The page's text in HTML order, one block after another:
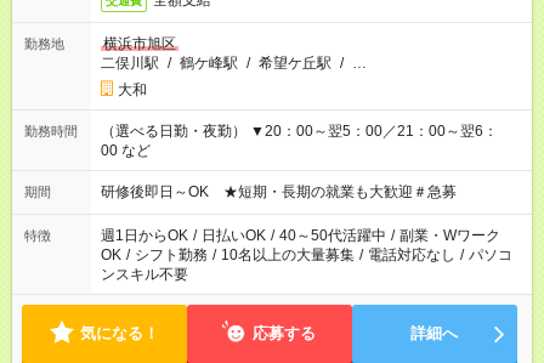
勤務地
横浜市旭区
二俣川駅 / 鶴ケ峰駅 / 希望ケ丘駅 / …
大和
勤務時間
（選べる日勤・夜勤） ▼20：00～翌5：00／21：00～翌6：
00 など
期間 研修後即日～OK ★短期・長期の就業も大歓迎＃急募
特徴 週1日からOK / 日払いOK / 40～50代活躍中 / 副業・Wワーク
OK / シフト勤務 / 10名以上の大量募集 / 電話対応なし / パソコ
ンスキル不要
気になる！ 応募する 詳細へ